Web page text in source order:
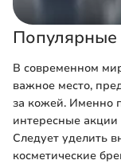
В современном
важное место,
за кожей. Именно
интересные
Следует уделить
косметические